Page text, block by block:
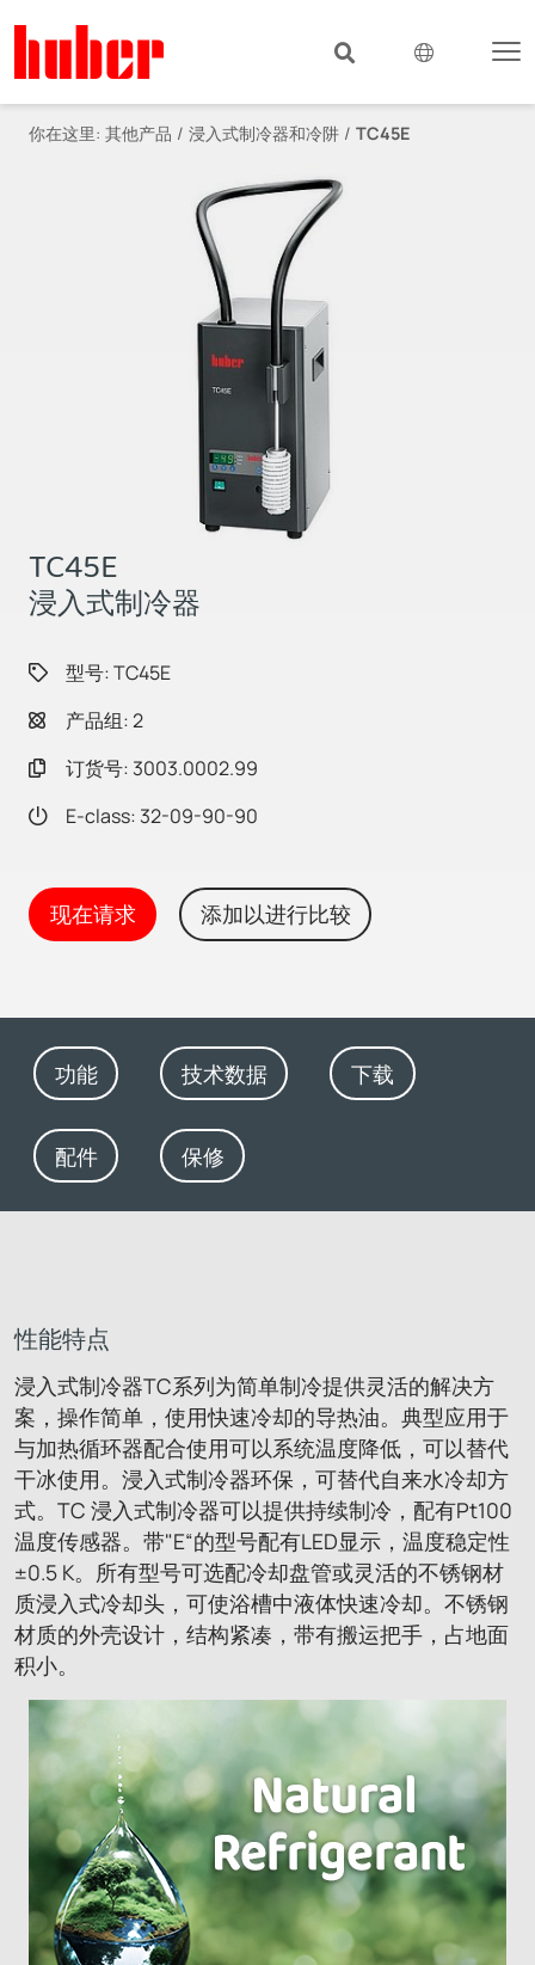
你在这里: 其他产品 浸入式制冷器和冷阱 TC45E
TC45E
浸入式制冷器
型号: TC45E
产品组: 2
订货号: 3003.0002.99
E-class: 32-09-90-90
现在请求 添加以进行比较
功能 技术数据 下载
配件 保修
性能特点
浸入式制冷器TC系列为简单制冷提供灵活的解决方
案，操作简单，使用快速冷却的导热油。典型应用于
与加热循环器配合使用可以系统温度降低，可以替代
干冰使用。浸入式制冷器环保，可替代自来水冷却方
式。TC 浸入式制冷器可以提供持续制冷，配有Pt100
温度传感器。带"E“的型号配有LED显示，温度稳定性
±0.5 K。所有型号可选配冷却盘管或灵活的不锈钢材
质浸入式冷却头，可使浴槽中液体快速冷却。不锈钢
材质的外壳设计，结构紧凑，带有搬运把手，占地面
积小。